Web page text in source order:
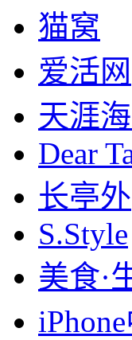
猫窝
爱活网
天涯
Dear
长亭外
S.Style
美食·